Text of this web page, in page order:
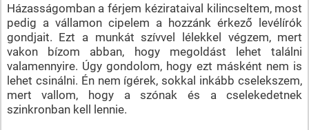
Házasságomban a férjem kézirataival kilincseltem, most
pedig a vállamon cipelem a hozzánk érkező levélírók
gondjait. Ezt a munkát szívvel lélekkel végzem, mert
vakon bízom abban, hogy megoldást lehet találni
valamennyire. Úgy gondolom, hogy ezt másként nem is
lehet csinálni. Én nem ígérek, sokkal inkább cselekszem,
mert vallom, hogy a szónak és a cselekedetnek
szinkronban kell lennie.